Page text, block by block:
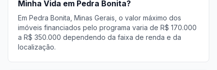
Minha Vida em Pedra Bonita?
Em Pedra Bonita, Minas Gerais, o valor máximo dos
imóveis financiados pelo programa varia de R$ 170.000
a R$ 350.000 dependendo da faixa de renda e da
localização.